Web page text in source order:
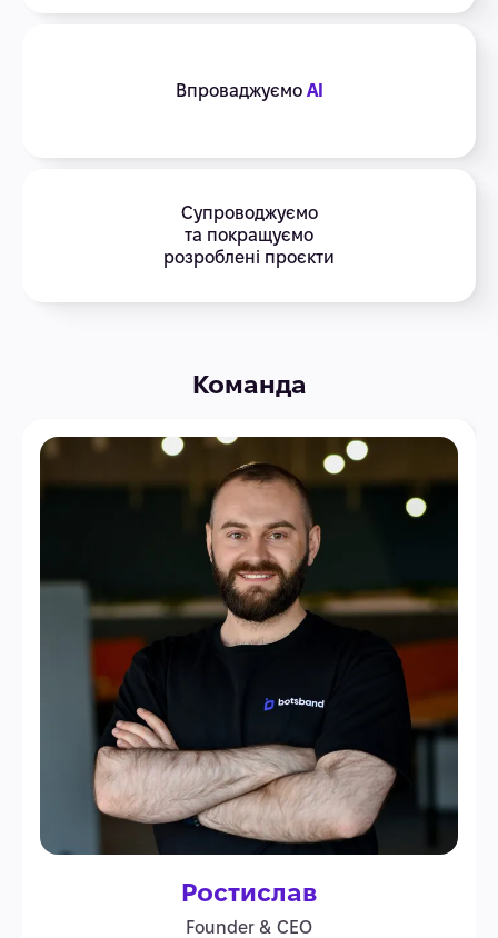
Впроваджуємо AI
Супроводжуємо
та покращуємо
розроблені проєкти
Команда
Ростислав
Founder & CEO